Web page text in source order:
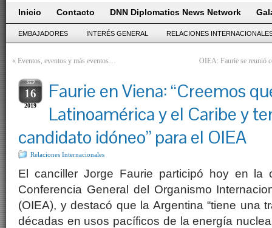
Inicio Contacto DNN Diplomatics News Network
EMBAJADORES INTERÉS GENERAL RELACIONES
« Eventos, eventos y más eventos… OIEA: Faurie se reunió
SEP
16
2019
Faurie en Viena: “Creemos
Latinoamérica y el Caribe y
candidato idóneo” para el OIEA
Relaciones Internacionales
El canciller Jorge Faurie participó hoy en la
Conferencia General del Organismo
(OIEA), y destacó que la Argentina “tiene una
décadas en usos pacíficos de la energía